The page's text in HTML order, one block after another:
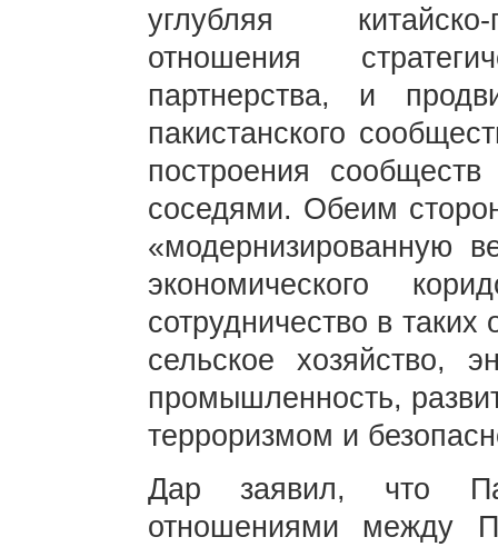
углубляя китайско-
отношения
партнерства, и
пакистанского
построения
соседями. Обеим
«модернизированную
экономического
сотрудничество в
сельское хозяйство,
промышленность,
терроризмом и
Дар заявил, что
отношениями между